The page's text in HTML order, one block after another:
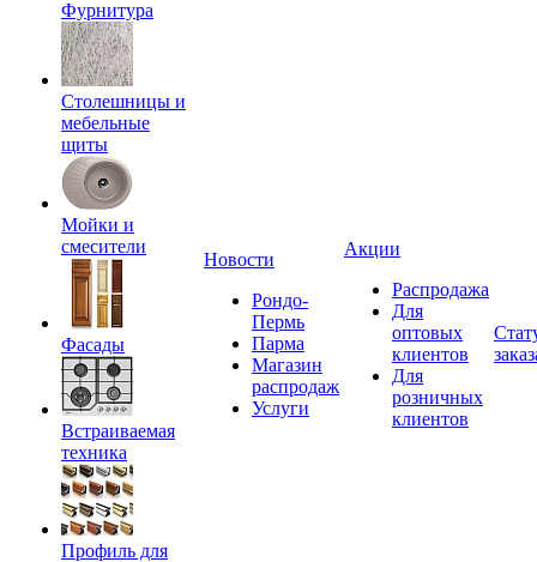
Фурнитура
Столешницы и
мебельные
щиты
Мойки и
смесители
Фасады
Встраиваемая
техника
Профиль для
Новости
Рондо-
Пермь
Парма
Магазин
распродаж
Услуги
Акции
Распродажа
Для
оптовых
клиентов
Для
розничных
клиентов